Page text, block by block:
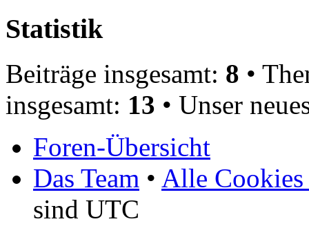
Statistik
Beiträge insgesamt: 8 •
insgesamt: 13 • Unser
Foren-Übersicht
Das Team • Alle Cookies
sind UTC